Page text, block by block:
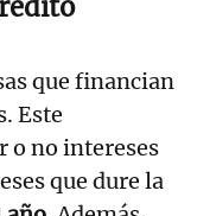
que financian
Este
o no intereses
que dure la